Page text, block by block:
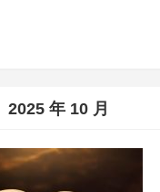
2025 年 10 月